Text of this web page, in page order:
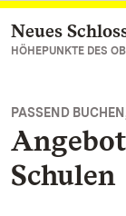
Zum
Neues
HÖHEPUNKTE DES
PASSEND
Schulen